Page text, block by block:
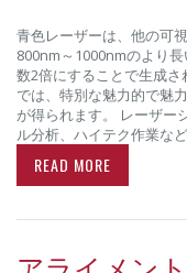
青色レーザーは、他の可
800nm～1000nmのより
数2倍にすることで生成
では、特別な魅力的で魅
が得られます。 レーザー
ル分析、ハイテク作業な
READ MORE